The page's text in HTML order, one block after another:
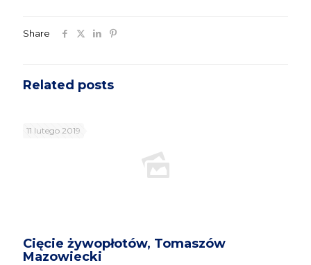
Share
Related posts
11 lutego 2019
Cięcie żywopłotów, Tomaszów
Mazowiecki